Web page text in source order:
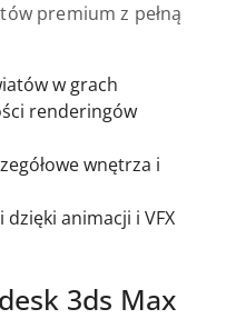
premium z pełną
w grach
renderingów
wnętrza i
animacji i VFX
3ds Max